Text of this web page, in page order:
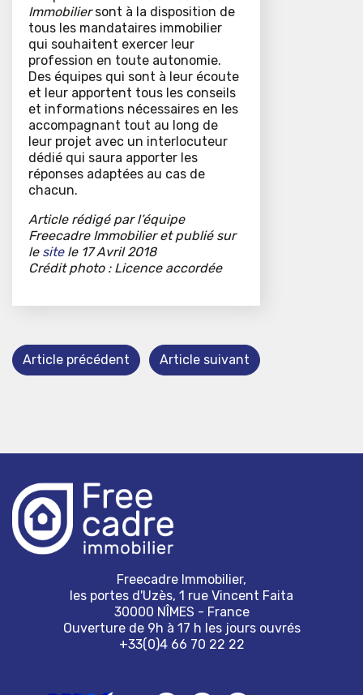
Immobiliersont à la disposition de
tous les mandataires immobilier
qui souhaitent exercer leur
profession en toute autonomie.
Des équipes qui sont à leur écoute
et leur apportent tous les conseils
et informations nécessaires en les
accompagnant tout au long de
leur projet avec un interlocuteur
dédié qui saura apporter les
réponses adaptées au cas de
chacun.
Article rédigé par l’équipe
Freecadre Immobilier et publié sur
le sitele 17 Avril 2018
Crédit photo : Licence accordée
Article précédent Article suivant
Freecadre Immobilier,
les portes d'Uzès, 1 rue Vincent Faita
30000 NÎMES - France
Ouverture de 9h à 17 h les jours ouvrés
+33(0)4 66 70 22 22